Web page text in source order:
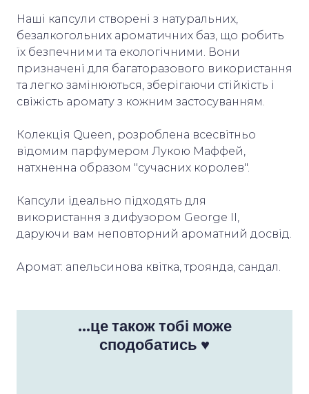
Наші капсули створені з натуральних,
безалкогольних ароматичних баз, що робить
їх безпечними та екологічними. Вони
призначені для багаторазового використання
та легко замінюються, зберігаючи стійкість і
свіжість аромату з кожним застосуванням.
Колекція Queen, розроблена всесвітньо
відомим парфумером Лукою Маффей,
натхненна образом "сучасних королев".
Капсули ідеально підходять для
використання з дифузором George II,
даруючи вам неповторний ароматний досвід.
Аромат: апельсинова квітка, троянда, сандал.
...це також тобі може
сподобатись ♥